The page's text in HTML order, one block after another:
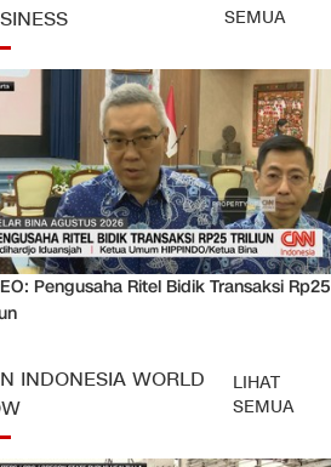
SEMUA
Pengusaha Ritel Bidik Transaksi Rp25
INDONESIA WORLD
LIHAT
SEMUA